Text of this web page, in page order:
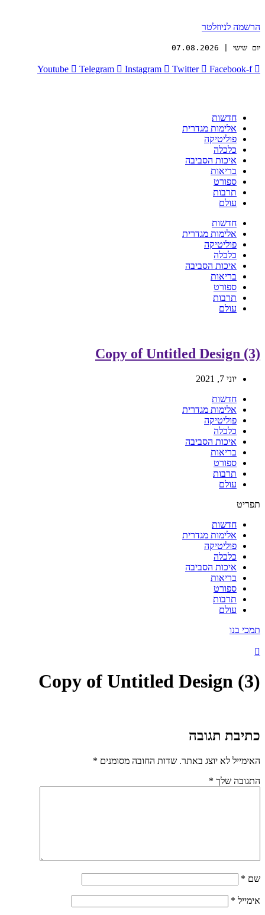
הרשמה לניוזלטר
יום שישי | 07.08.2026
Youtube Telegram Instagram Twitter Facebook-f
חדשות
אלימות מגדרית
פוליטיקה
כלכלה
איכות הסביבה
בריאות
ספורט
תרבות
עולם
חדשות
אלימות מגדרית
פוליטיקה
כלכלה
איכות הסביבה
בריאות
ספורט
תרבות
עולם
Copy of Untitled Design (3)
יוני 7, 2021
חדשות
אלימות מגדרית
פוליטיקה
כלכלה
איכות הסביבה
בריאות
ספורט
תרבות
עולם
תפריט
חדשות
אלימות מגדרית
פוליטיקה
כלכלה
איכות הסביבה
בריאות
ספורט
תרבות
עולם
תמכי בנו
Copy of Untitled Design (3)
כתיבת תגובה
האימייל לא יוצג באתר. שדות החובה מסומנים *
התגובה שלך *
שם *
אימייל *